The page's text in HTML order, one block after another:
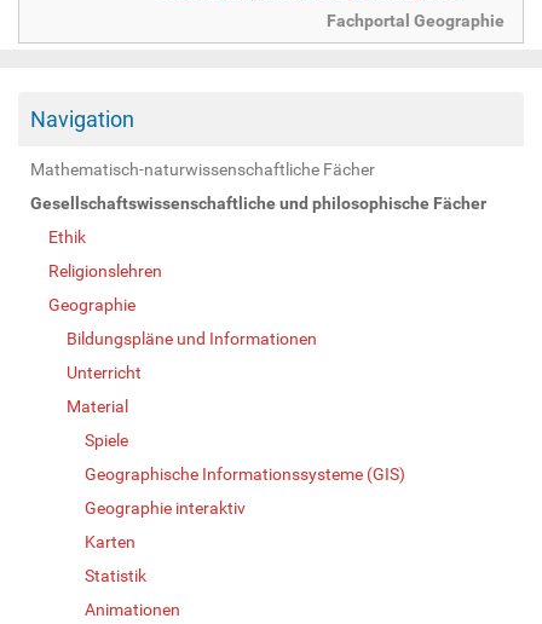
Fachportal Geographie
Navigation
Mathematisch-naturwissenschaftliche Fächer
Gesellschaftswissenschaftliche und philosophische Fächer
Ethik
Religionslehren
Geographie
Bildungspläne und Informationen
Unterricht
Material
Spiele
Geographische Informationssysteme (GIS)
Geographie interaktiv
Karten
Statistik
Animationen